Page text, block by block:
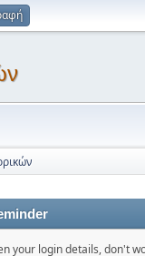
your login details, don't